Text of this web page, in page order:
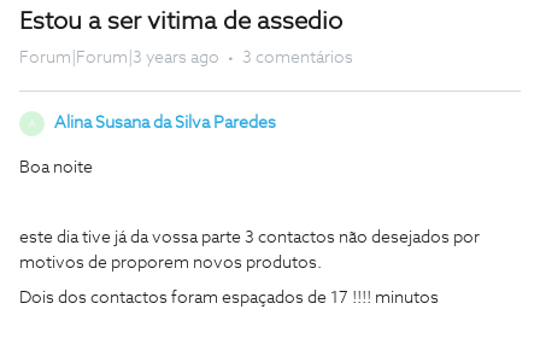
Estou a ser vitima de assedio
Forum|Forum|3 years ago 3 comentários
A Alina Susana da Silva Paredes
Boa noite
este dia tive já da vossa parte 3 contactos não desejados por
motivos de proporem novos produtos.
Dois dos contactos foram espaçados de 17 !!!! minutos